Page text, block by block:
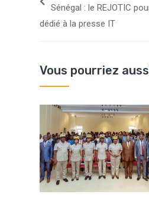
Sénégal : le REJOTIC
dédié à la presse IT
Vous pourriez